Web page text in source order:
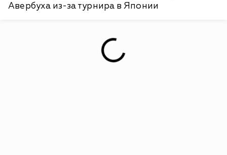
Авербуха из-за турнира в Японии